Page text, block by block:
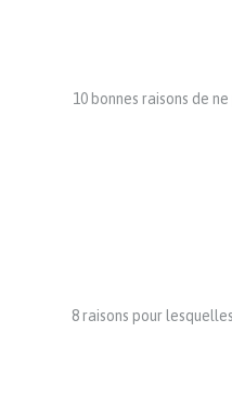
10 bonnes raisons de
8 raisons pour